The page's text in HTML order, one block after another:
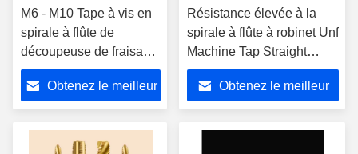
M6 - M10 Tape à vis en
spirale à flûte de
découpeuse de fraisage
de carbure Tape à fil
métrique à vis
Obtenez le meilleur
Résistance élevée à la
spirale à flûte à robinet Unf
Machine Tap Straight
Shank Type
Obtenez le meilleur